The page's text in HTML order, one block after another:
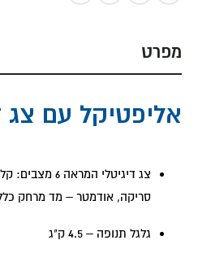
מפרט
אליפטיקל עם צג
צג דיגיטלי
סריקה, אודמטר – מד מרחק
גלגל תנופה – 4.5 ק"ג